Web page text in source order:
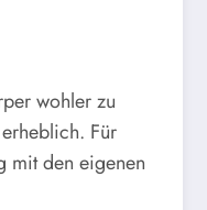
wohler zu
Für
mit den eigenen